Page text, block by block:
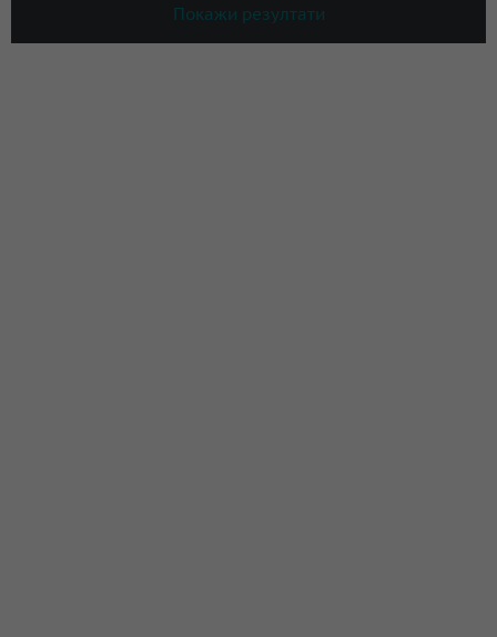
Покажи резултати